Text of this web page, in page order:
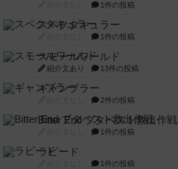
1件の投稿
スペクタキュラー
1件の投稿
スモールワールド
紹介文あり 13件の投稿
ギャンブラー
2件の投稿
Bitter End ブタペスト救出作戦
1件の投稿
ラピード
1件の投稿